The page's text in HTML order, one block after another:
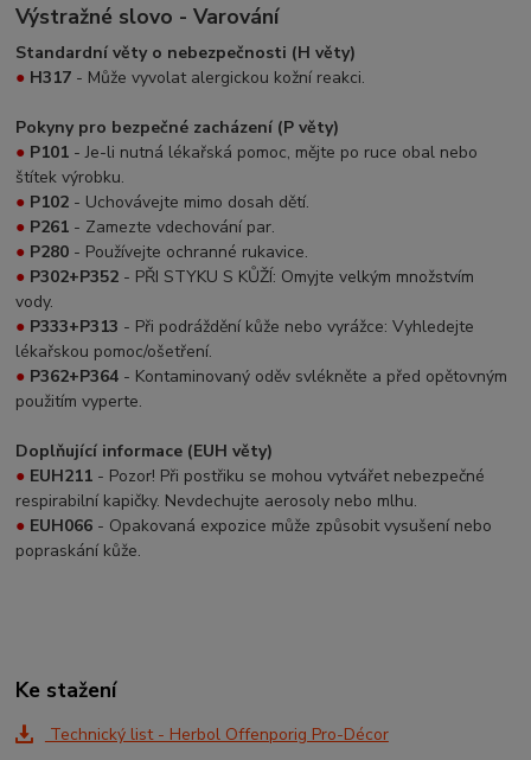
Výstražné slovo - Varování
Standardní věty o nebezpečnosti (H věty)
● H317 - Může vyvolat alergickou kožní reakci.
Pokyny pro bezpečné zacházení (P věty)
● P101 - Je-li nutná lékařská pomoc, mějte po ruce obal nebo
štítek výrobku.
● P102 - Uchovávejte mimo dosah dětí.
● P261 - Zamezte vdechování par.
● P280 - Používejte ochranné rukavice.
● P302+P352 - PŘI STYKU S KŮŽÍ: Omyjte velkým množstvím
vody.
● P333+P313 - Při podráždění kůže nebo vyrážce: Vyhledejte
lékařskou pomoc/ošetření.
● P362+P364 - Kontaminovaný oděv svlékněte a před opětovným
použitím vyperte.
Doplňující informace (EUH věty)
● EUH211 - Pozor! Při postřiku se mohou vytvářet nebezpečné
respirabilní kapičky. Nevdechujte aerosoly nebo mlhu.
● EUH066 - Opakovaná expozice může způsobit vysušení nebo
popraskání kůže.
Ke stažení
Technický list - Herbol Offenporig Pro-Décor